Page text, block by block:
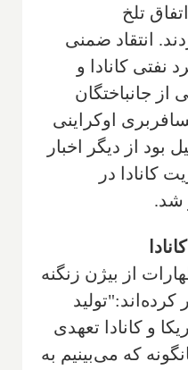
تلخ
انتقاد ضمنی
نفتی کانادا و
از جانباختگان
اوکراینی
بود از دیگر اخبار
کانادا در
شد.
از بیژن زنگنه
و کانادا تعهدی
که می‌بینیم به